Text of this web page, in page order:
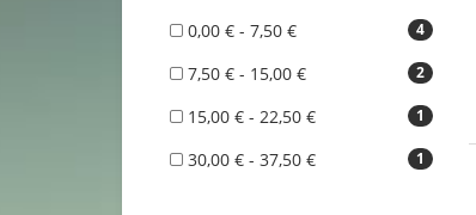
4
0,00 € - 7,50 €
2
7,50 € - 15,00 €
1
15,00 € - 22,50 €
1
30,00 € - 37,50 €